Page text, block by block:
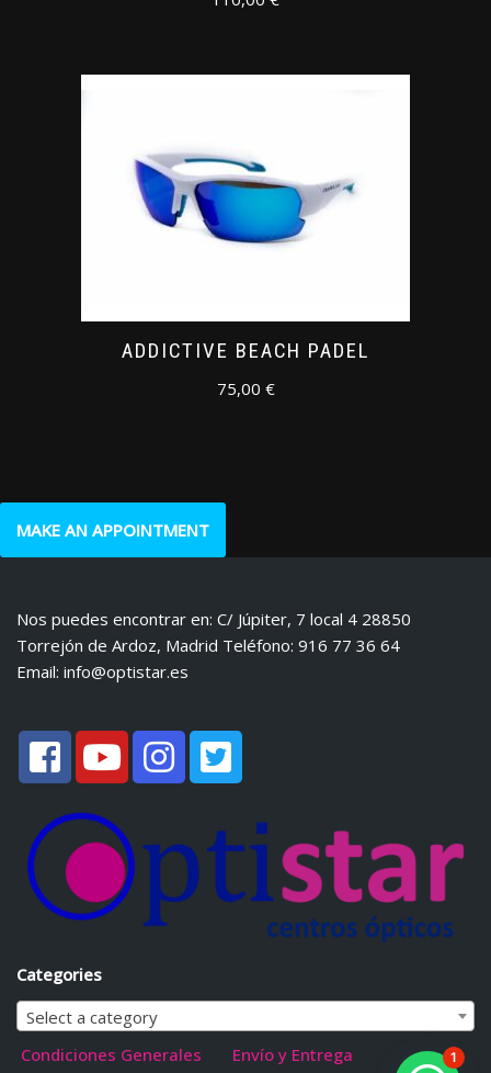
ADDICTIVE BEACH PADEL
75,00 €
MAKE AN APPOINTMENT
Nos puedes encontrar en: C/ Júpiter, 7 local 4 28850
Torrejón de Ardoz, Madrid Teléfono: 916 77 36 64
Email: info@optistar.es
Categories
Select a category
Condiciones Generales
Envío y Entrega
1